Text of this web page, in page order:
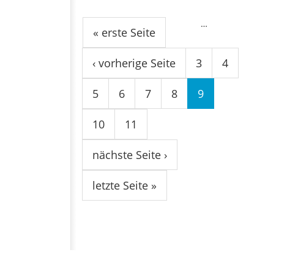
Seiten
« erste Seite
‹ vorherige Seite
…
3 4
5 6 7 8 9
10 11
nächste Seite ›
letzte Seite »